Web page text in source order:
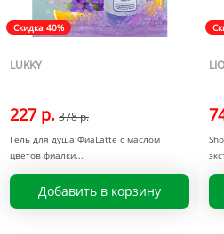
Скидка 40%
LUKKY
227 р. 378 р.
Гель для душа ФиаLatte с маслом
цветов фиалки
Добавить в корзину